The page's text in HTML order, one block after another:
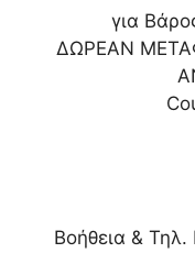
για
ΔΩΡΕΑΝ
Βοήθεια & Τηλ.